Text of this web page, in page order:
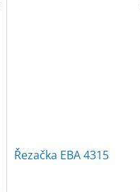
Řezačka EBA 4315